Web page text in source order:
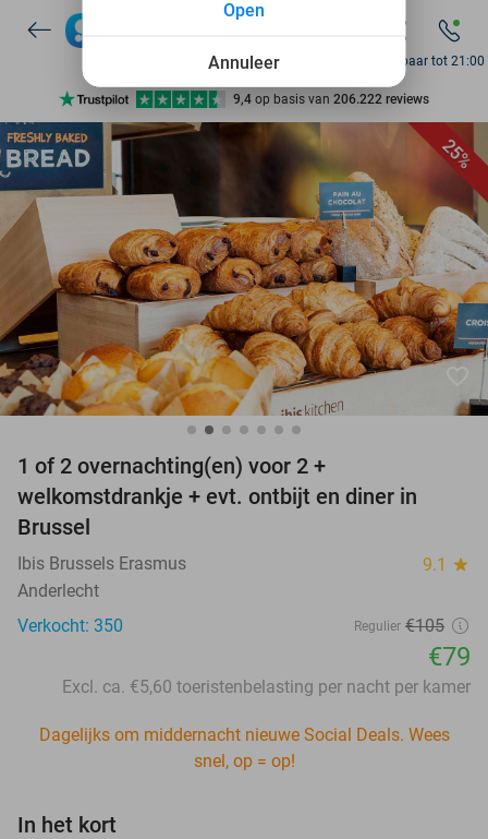
7 dagen per week beschikbaar
10+ miljoen leden
9,4 op basis van 206.222 reviews
Ontdek 15.000+ deals
7 dagen per week beschikbaar
10+ miljoen leden
Bereikbaar tot 21:00
25%
favorite_border
1 of 2 overnachting(en) voor 2 +
welkomstdrankje + evt. ontbijt en diner in
Brussel
Ibis Brussels Erasmus 9.1 star
Anderlecht
Verkocht: 350
Regulier €105
€79
Excl. ca. €5,60 toeristenbelasting per nacht per kamer
Dagelijks om middernacht nieuwe Social Deals. Wees
snel, op = op!
In het kort
Annuleer
Open